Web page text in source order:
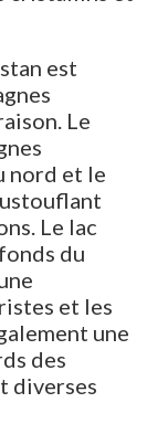
est
Le
nord et le
Le lac
du
et les
une
des
diverses